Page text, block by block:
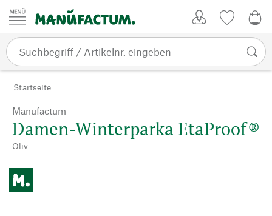
Zum Inhalt springen
Startseite
Manufactum
Damen-Winterparka EtaProof®
Oliv